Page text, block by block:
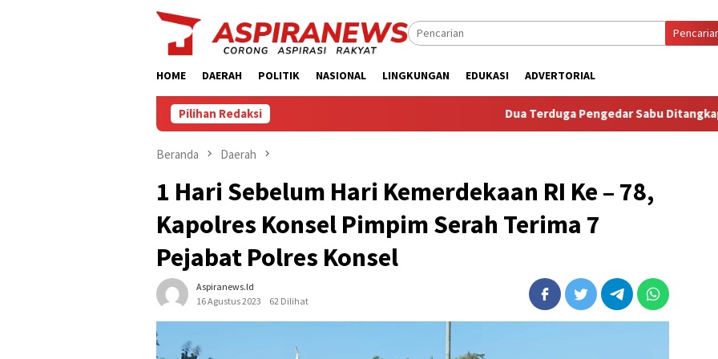
HOME DAERAH POLITIK NASIONAL LINGKUNGAN EDUKASI ADVERTORIAL
Pilihan Redaksi Dua Terduga Pengedar Sabu Ditangkap, Satresnarkoba
Beranda Daerah
1 Hari Sebelum Hari Kemerdekaan RI Ke – 78,
Kapolres Konsel Pimpim Serah Terima 7
Pejabat Polres Konsel
Aspiranews.id
16 Agustus 2023
62 Dilihat